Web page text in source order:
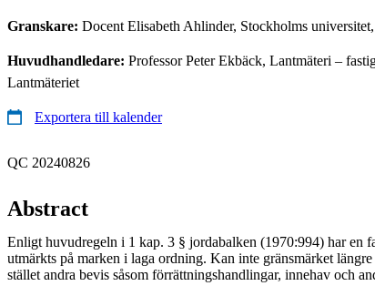
Granskare: Docent Elisabeth Ahlinder, Stockholms
Huvudhandledare: Professor Peter Ekbäck, Lantmäteri –
Lantmäteriet
Exportera till kalender
QC 20240826
Abstract
Enligt huvudregeln i 1 kap. 3 § jordabalken (1970:994) har en
utmärkts på marken i laga ordning. Kan inte gränsmärket
stället andra bevis såsom förrättningshandlingar, innehav och